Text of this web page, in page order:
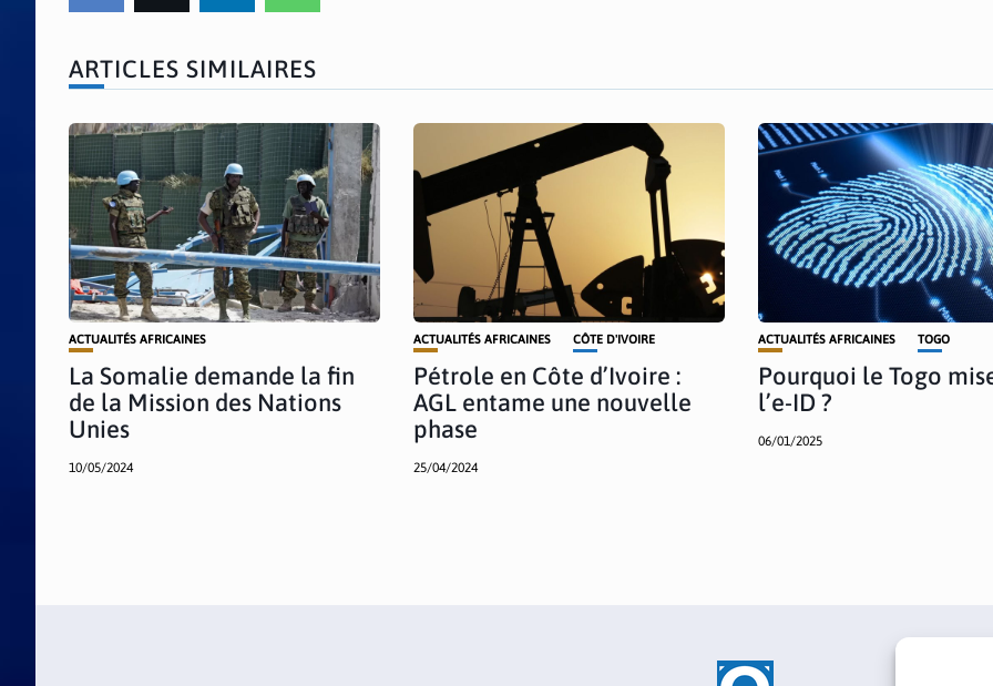
ARTICLES SIMILAIRES
ACTUALITÉS AFRICAINES
La Somalie demande la fin
de la Mission des Nations
Unies
10/05/2024
ACTUALITÉS AFRICAINES CÔTE D'IVOIRE
Pétrole en Côte d’Ivoire :
AGL entame une nouvelle
phase
25/04/2024
ACTUALITÉS AFRICAINES TOGO
Pourquoi le Togo
l’e-ID ?
06/01/2025